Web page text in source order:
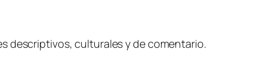
descriptivos, culturales y de comentario.